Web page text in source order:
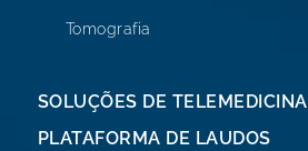
Tomografia
SOLUÇÕES DE TELEMEDICINA
PLATAFORMA DE LAUDOS